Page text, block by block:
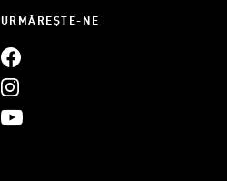
URMĂREȘTE-NE